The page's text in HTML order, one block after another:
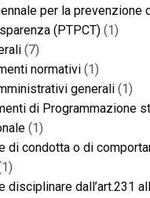
per la prevenzione
(PTPCT) (1)
(7)
normativi (1)
generali (1)
di Programmazione
(1)
di condotta o di
disciplinare dall’art.231